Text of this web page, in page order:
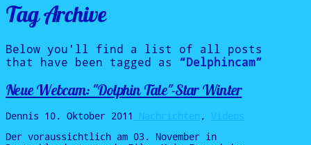
Tag Archive
Below you'll find a list of all posts
that have been tagged as
“Delphincam”
Neue Webcam: "Dolphin Tale"-Star Winter
Dennis 10. Oktober 2011 ,
Der voraussichtlich am 03. November in